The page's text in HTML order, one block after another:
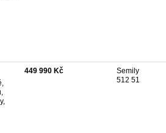
449 990 Kč
Semily
512 51